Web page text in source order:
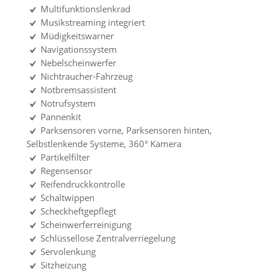
Multifunktionslenkrad
Musikstreaming integriert
Müdigkeitswarner
Navigationssystem
Nebelscheinwerfer
Nichtraucher-Fahrzeug
Notbremsassistent
Notrufsystem
Pannenkit
Parksensoren vorne, Parksensoren hinten,
Selbstlenkende Systeme, 360° Kamera
Partikelfilter
Regensensor
Reifendruckkontrolle
Schaltwippen
Scheckheftgepflegt
Scheinwerferreinigung
Schlüssellose Zentralverriegelung
Servolenkung
Sitzheizung